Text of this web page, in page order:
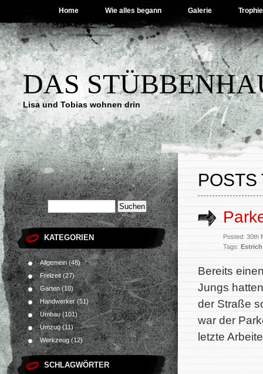
Home Wie alles begann Galerie
DAS
Lisa und Tobias wohnen drin
KATEGORIEN
Allgemein(48)
Freizeit (27)
Garten(10)
Handwerker(51)
Umbau(101)
Umzug(11)
Werkzeug(12)
SCHLAGWÖRTER
POSTS
Posted: 30th
Tags: Estrich
Bereits
Jungs
der Straße
war der
letzte